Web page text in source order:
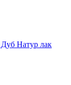
Натур лак